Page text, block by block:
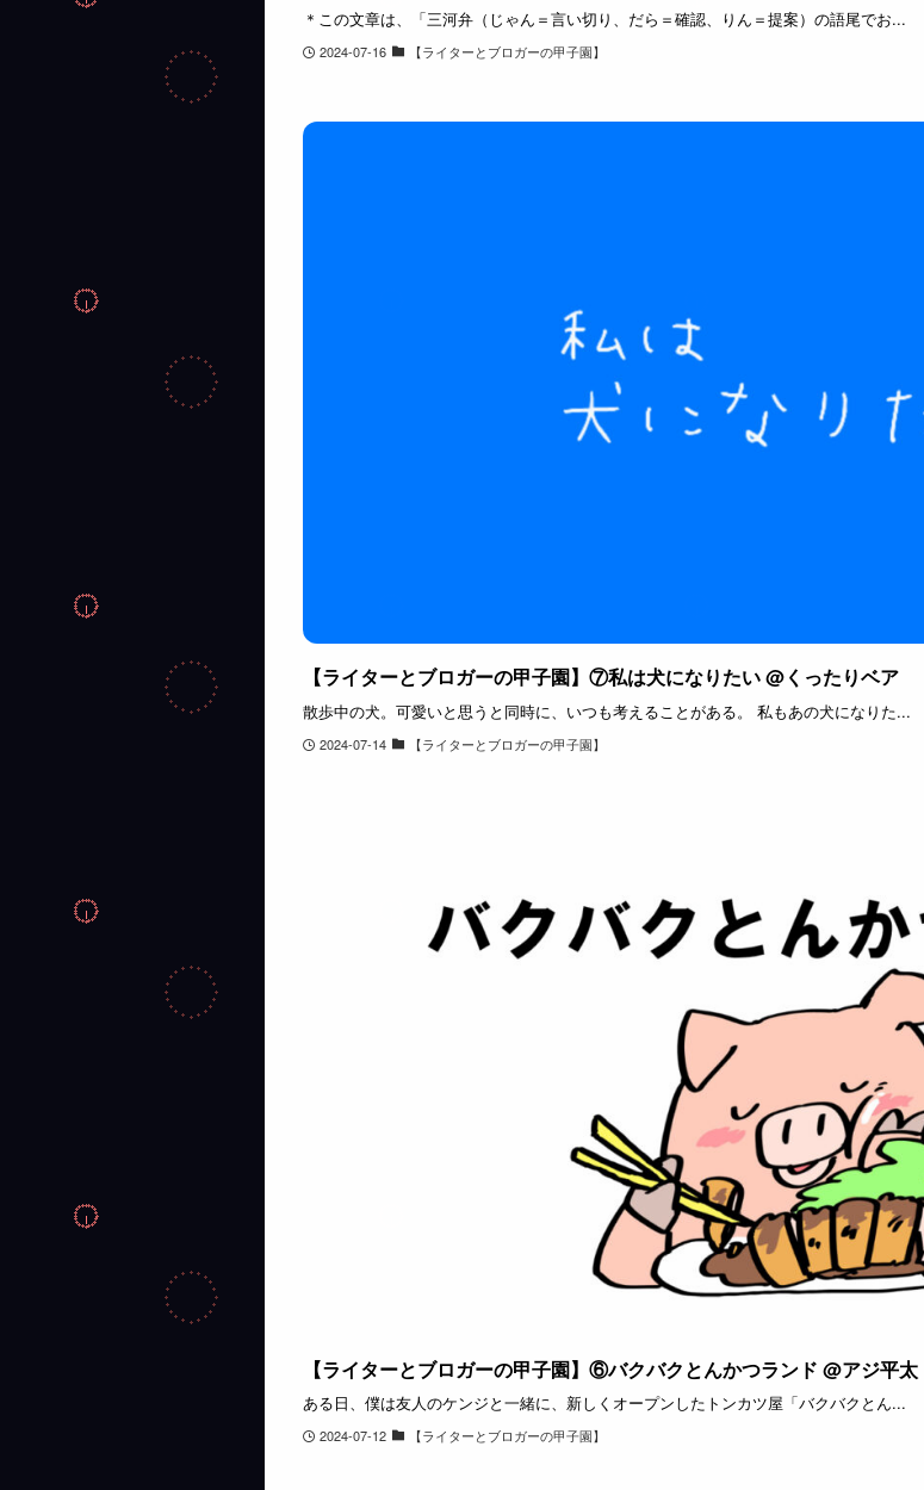
＊この文章は、「三河弁（じゃん＝言い切り、だら＝確認、りん＝提案）の語尾でお...
2024-07-16 【ライターとブロガーの甲子園】
【ライターとブロガーの甲子園】⑦私は犬になりたい @くったりベア
散歩中の犬。可愛いと思うと同時に、いつも考えることがある。 私もあの犬になりた...
2024-07-14 【ライターとブロガーの甲子園】
【ライターとブロガーの甲子園】⑥バクバクとんかつランド @アジ平太
ある日、僕は友人のケンジと一緒に、新しくオープンしたトンカツ屋「バクバクとん...
2024-07-12 【ライターとブロガーの甲子園】